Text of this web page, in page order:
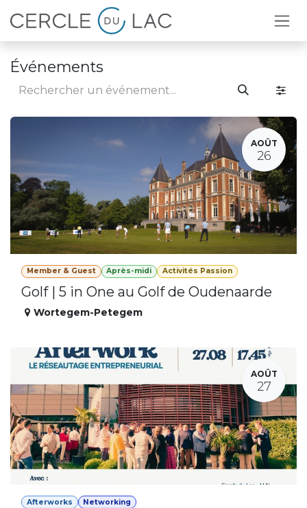
Se rendre au contenu
Événements
AOÛT
26
Member & Guest Après-midi Activités Passion
Golf | 5 in One au Golf de Oudenaarde
Wortegem-Petegem
AOÛT
27
Afterworks Networking